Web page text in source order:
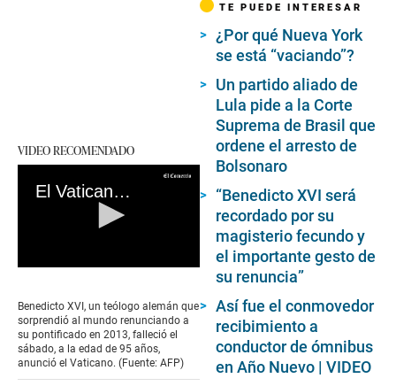
VIDEO RECOMENDADO
El Vaticano anuncia la muerte del papa emérito Benedicto XVI
of
0
seconds
Benedicto XVI, un teólogo alemán que
sorprendió al mundo renunciando a
su pontificado en 2013, falleció el
sábado, a la edad de 95 años,
anunció el Vaticano. (Fuente: AFP)
TE PUEDE INTERESAR
¿Por qué Nueva York
se está “vaciando”?
Un partido aliado de
Lula pide a la Corte
Suprema de Brasil que
ordene el arresto de
Bolsonaro
“Benedicto XVI será
recordado por su
magisterio fecundo y
el importante gesto de
su renuncia”
Así fue el conmovedor
recibimiento a
conductor de ómnibus
en Año Nuevo | VIDEO